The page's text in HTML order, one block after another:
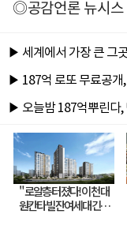
◎공감언론 뉴시스